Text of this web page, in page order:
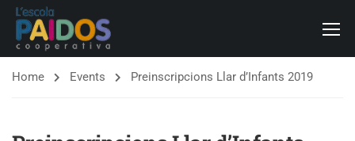
Home Events Preinscripcions Llar d’Infants 2019